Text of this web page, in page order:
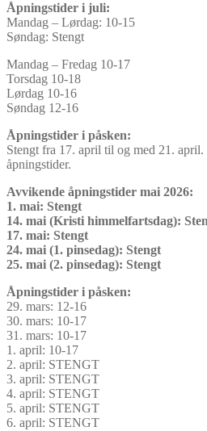
Åpningstider i juli:
Mandag – Lørdag: 10-15
Søndag: Stengt
Mandag – Fredag 10-17
Torsdag 10-18
Lørdag 10-16
Søndag 12-16
Åpningstider i påsken:
Stengt fra 17. april til og med 21.
åpningstider.
Avvikende åpningstider mai 2026:
1. mai: Stengt
14. mai (Kristi himmelfartsdag):
17. mai: Stengt
24. mai (1. pinsedag): Stengt
25. mai (2. pinsedag): Stengt
Åpningstider i påsken:
29. mars: 12-16
30. mars: 10-17
31. mars: 10-17
1. april: 10-17
2. april: STENGT
3. april: STENGT
4. april: STENGT
5. april: STENGT
6. april: STENGT